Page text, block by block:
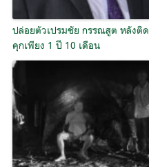
ปล่อยตัวเปรมชัย กรรณสูต หลังติด
คุกเพียง 1 ปี 10 เดือน